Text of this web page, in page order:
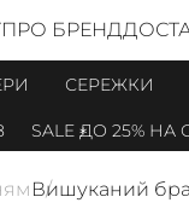
ПРО БРЕНД
СЕРЕЖКИ
SALE ДО 25% НА
Вишуканий